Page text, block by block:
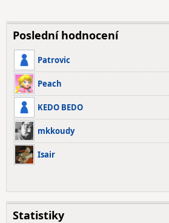
Poslední hodnocení
Patrovic
Peach
KEDO BEDO
mkkoudy
Isair
Statistiky